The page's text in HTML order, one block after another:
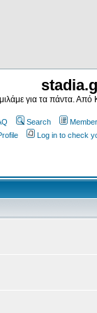
για τα πάντα.
Search
Log in to check